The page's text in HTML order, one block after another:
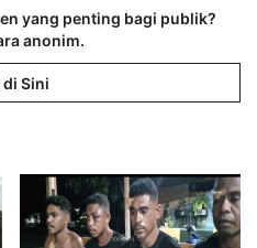
yang penting bagi publik?
anonim.
di Sini